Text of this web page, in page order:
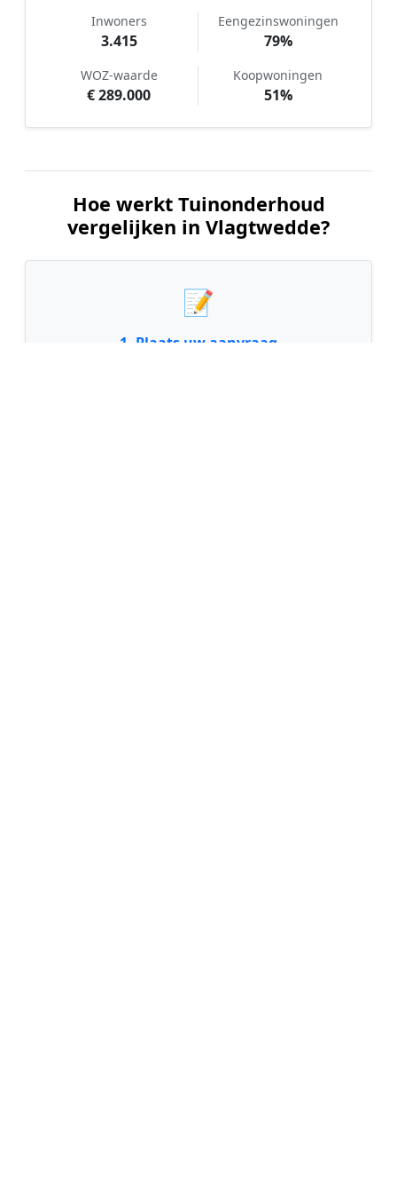
Inwoners
3.415
Eengezinswoningen
79%
WOZ-waarde
€ 289.000
Koopwoningen
51%
Hoe werkt Tuinonderhoud
vergelijken in Vlagtwedde?
📝
1. Plaats uw aanvraag